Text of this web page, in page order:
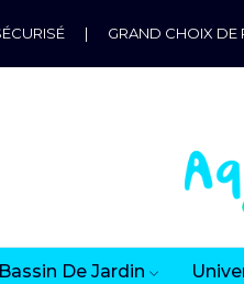
| GRAND CHOIX DE
De Jardin